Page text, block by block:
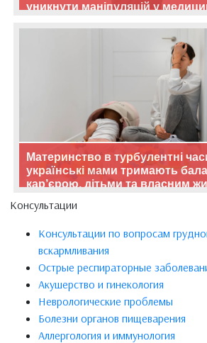
уникнути маніпуляцій у
Материнство в турбулентні
українські мами тримають
кар’єрою, дітьми та власним
Консультации
Консультации по вопросам
вскармливания
Острые респираторные
Акушерство и гинекология
Неврологические проблемы
Болезни органов пищеварения
Аллергология и иммунология